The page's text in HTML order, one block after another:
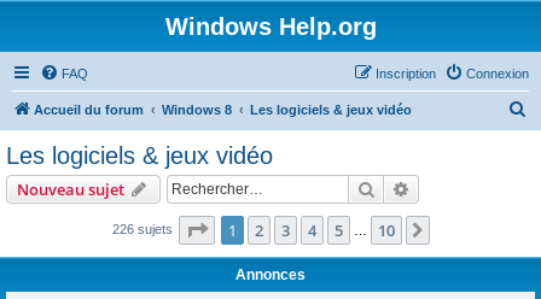
Windows Help.org
FAQ Connexion
Inscription
Accueil du forum Windows 8 Les logiciels & jeux vidéo
Les logiciels & jeux vidéo
Nouveau sujet Rechercher
226 sujets Page 1sur10
1 2 3 4 5 10
Annonces